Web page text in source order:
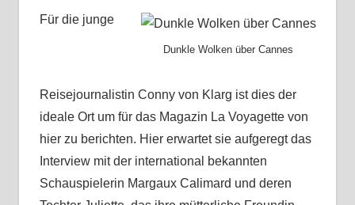
Dunkle Wolken über Cannes
Für die junge
Reisejournalistin Conny von Klarg ist dies der
ideale Ort um für das Magazin La Voyagette von
hier zu berichten. Hier erwartet sie aufgeregt das
Interview mit der international bekannten
Schauspielerin Margaux Calimard und deren